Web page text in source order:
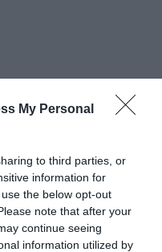
My Personal
to third parties, or
information for
the below opt-out
note that after your
continue seeing
information utilized by